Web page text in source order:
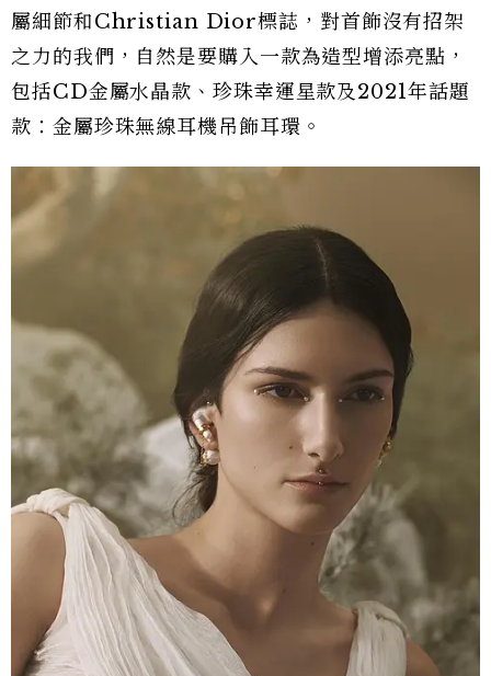
屬細節和Christian Dior標誌，對首飾沒有招架
之力的我們，自然是要購入一款為造型增添亮點，
包括CD金屬水晶款、珍珠幸運星款及2021年話題
款：金屬珍珠無線耳機吊飾耳環。